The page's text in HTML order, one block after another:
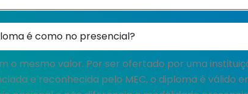
é como no presencial?​
o mesmo valor. Por ser ofertado por uma
e reconhecida pelo MEC, o diploma é válido